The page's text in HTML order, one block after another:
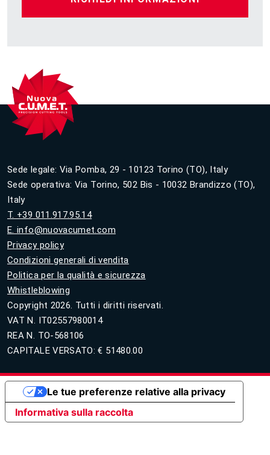
Sede legale: Via Pomba, 29 - 10123 Torino (TO), Italy
Sede operativa: Via Torino, 502 Bis - 10032 Brandizzo (TO),
Italy
T. +39 011.917.95.14
E. info@nuovacumet.com
Privacy policy
Condizioni generali di vendita
Politica per la qualità e sicurezza
Whistleblowing
Copyright 2026. Tutti i diritti riservati.
VAT N. IT02557980014
REA N. TO-568106
CAPITALE VERSATO: € 51480.00
Informativa sulla raccolta
Le tue preferenze relative alla privacy